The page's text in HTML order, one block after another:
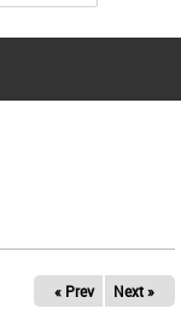
« Prev Next »